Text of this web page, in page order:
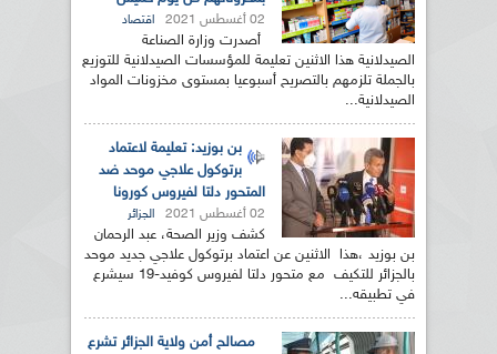
02 أغسطس 2021 اقتصاد
أصدرت وزارة الصناعة
الصيدلانية هذا الاثنين تعليمة للمؤسسات الصيدلانية للتوزيع
بالجملة تلزمهم بالتصريح أسبوعيا بمستوى مخزونات المواد
الصيدلانية...
بن بوزيد: تعليمة لاعتماد
برتوكول علاجي موحد ضد
المتحور دلتا لفيروس كورونا
02 أغسطس 2021 الجزائر
كشف وزير الصحة، عبد الرحمان
بن بوزيد ،هذا الاثنين عن اعتماد برتوكول علاجي جديد موحد
بالجزائر للتكيف مع متحور دلتا لفيروس كوفيد-19 سيشرع
في تطبيقه...
مصالح أمن ولاية الجزائر تشرع